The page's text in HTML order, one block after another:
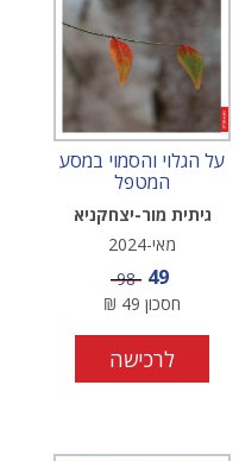
על הגלוי והסמוי במסע
המטפל
גיתית מור-יצחקניא
מאי-2024
מחיר מבצע
49 מחיר
98
חסכון 49
₪
לרכישה